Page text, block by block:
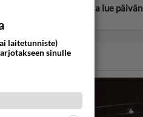
oma tähtimerkkisi ja lue päivän
laitetunniste)
sinulle